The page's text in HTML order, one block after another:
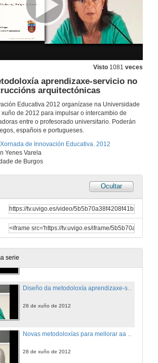
Visto 1081 veces
aprendizaxe-servicio no
arquitectónicas
Educativa 2012 organízase na Universidade
de 2012 para impulsar o intercambio de
entre o profesorado universitario. Poderán
españois e portugueses.
de Innovación Educativa. 2012
Yenes Varela
de Burgos
Ocultar
serie
Preguntas
28 de xuño de 2012
Aprender xogando: fundamentos de termografía en asignaturas de Teledetección
28 de xuño de 2012
Experiencia docente da aplicación de recursos virtuais na asignatura Materiais de Construcción
28 de xuño de 2012
Preguntas
28 de xuño de 2012
Diseño da metodoloxía aprendizaxe-servicio no área de construccións arquitectónicas
28 de xuño de 2012
28 de xuño de 2012